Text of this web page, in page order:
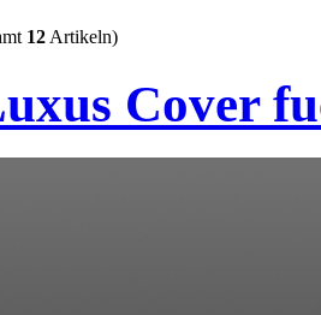
12Artikeln)
Cover